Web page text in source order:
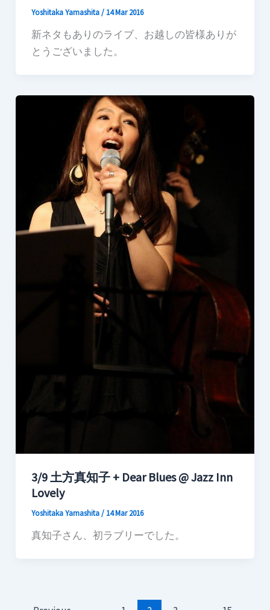
Yoshitaka Yamashita/ 14 Mar 2016
新ネタもありのライブ、お越しの皆様ありが
とうございました。
3/9 土方真知子 + Dear Blues @ Jazz Inn
Lovely
Yoshitaka Yamashita/ 14 Mar 2016
真知子さん、初ラブリーでした。